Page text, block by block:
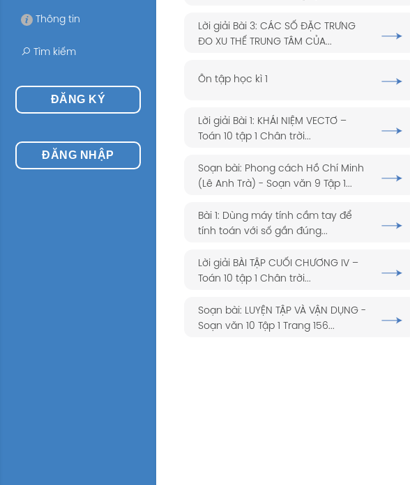
Thông tin
Tìm kiếm
ĐĂNG KÝ
ĐĂNG NHẬP
Lời giải Bài 3: CÁC SỐ ĐẶC TRƯNG
ĐO XU THẾ TRUNG TÂM CỦA...
Ôn tập học kì 1
Lời giải Bài 1: KHÁI NIỆM VECTƠ –
Toán 10 tập 1 Chân trời...
Soạn bài: Phong cách Hồ Chí Minh
(Lê Anh Trà) - Soạn văn 9 Tập 1...
Bài 1: Dùng máy tính cầm tay để
tính toán với số gần đúng...
Lời giải BÀI TẬP CUỐI CHƯƠNG IV –
Toán 10 tập 1 Chân trời...
Soạn bài: LUYỆN TẬP VÀ VẬN DỤNG -
Soạn văn 10 Tập 1 Trang 156...